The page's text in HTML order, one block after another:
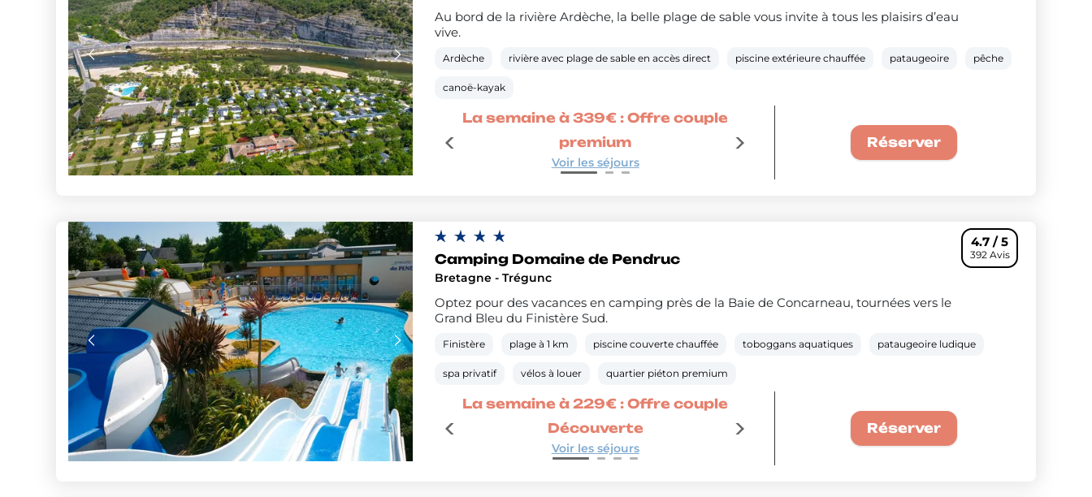
Au bord de la rivière Ardèche, la belle plage de sable vous invite à tous les plaisirs d’eau
vive.
Ardèche rivière avec plage de sable en accès direct piscine extérieure chauffée pataugeoire pêche
canoë-kayak
La semaine à 239€ : Offre couple
standard
Voir les séjours
La semaine à 339€ : Offre couple
premium
Voir les séjours
Voir les séjours
Réserver
4.7 / 5
392 Avis
Camping Domaine de Pendruc
Bretagne - Trégunc
Optez pour des vacances en camping près de la Baie de Concarneau, tournées vers le
Grand Bleu du Finistère Sud.
Finistère plage à 1 km piscine couverte chauffée toboggans aquatiques pataugeoire ludique
spa privatif vélos à louer quartier piéton premium
La semaine à 339€ : Offre couple
premium
Voir les séjours
La semaine à 229€ : Offre couple
Découverte
Voir les séjours
Voir les séjours
Réserver